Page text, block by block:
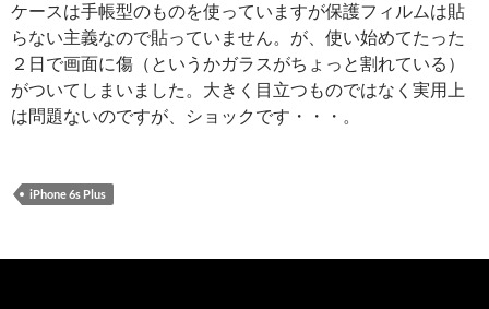
ケースは手帳型のものを使っていますが保護フィルムは貼
らない主義なので貼っていません。が、使い始めてたった
２日で画面に傷（というかガラスがちょっと割れている）
がついてしまいました。大きく目立つものではなく実用上
は問題ないのですが、ショックです・・・。
iPhone 6s Plus